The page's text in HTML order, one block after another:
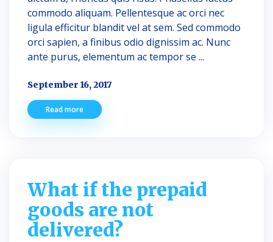
commodo aliquam. Pellentesque ac orci nec
ligula efficitur blandit vel at sem. Sed commodo
orci sapien, a finibus odio dignissim ac. Nunc
ante purus, elementum ac tempor se ...
September 16, 2017
Read more
What if the prepaid
goods are not
delivered?